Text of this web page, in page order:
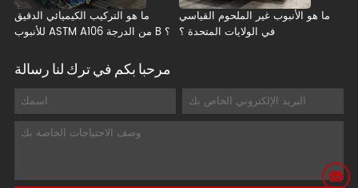
ما هو التركيب الكيميائي الدقيق
للأنبوب ASTM A106 من الدرجة B ؟
ما هو الأنبوب غير الملحوم القياسي
في الولايات المتحدة ؟
مرحبا بكم في ترك لنا رسالة